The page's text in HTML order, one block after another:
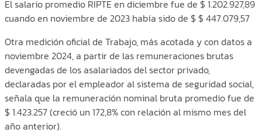
El salario promedio RIPTE en diciembre fue de $ 1.202.927,89
cuando en noviembre de 2023 había sido de $ $ 447.079,57
Otra medición oficial de Trabajo, más acotada y con datos a
noviembre 2024, a partir de las remuneraciones brutas
devengadas de los asalariados del sector privado,
declaradas por el empleador al sistema de seguridad social,
señala que la remuneración nominal bruta promedio fue de
$ 1.423.257 (creció un 172,8% con relación al mismo mes del
año anterior).